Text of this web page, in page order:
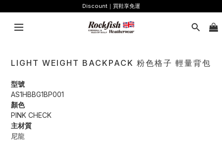
Discount｜買鞋享免運
LIGHT WEIGHT BACKPACK 粉色格子 輕量背包
型號
AS1HBBG1BP001
顏色
PINK CHECK
主材質
尼龍